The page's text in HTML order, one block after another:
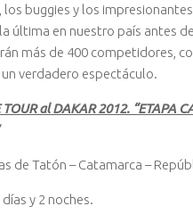
los buggies y los
última en nuestro país antes de
más de 400 competidores,
verdadero espectáculo.
TOUR al DAKAR 2012. “ETAPA
de Tatón – Catamarca –
días y 2 noches.